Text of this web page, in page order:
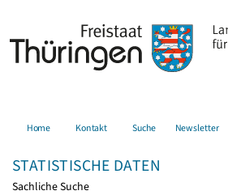
Home Kontakt Suche Newsletter
STATISTISCHE DATEN
Sachliche Suche